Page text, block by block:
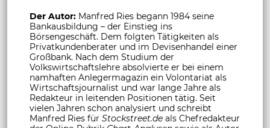
Der Autor: Manfred Ries begann 1984 seine
Bankausbildung – der Einstieg ins
Börsengeschäft. Dem folgten Tätigkeiten als
Privatkundenberater und im Devisenhandel einer
Großbank. Nach dem Studium der
Volkswirtschaftslehre absolvierte er bei einem
namhaften Anlegermagazin ein Volontariat als
Wirtschaftsjournalist und war lange Jahre als
Redakteur in leitenden Positionen tätig. Seit
vielen Jahren schon analysiert und schreibt
Manfred Ries für Stockstreet.de als Chefredakteur